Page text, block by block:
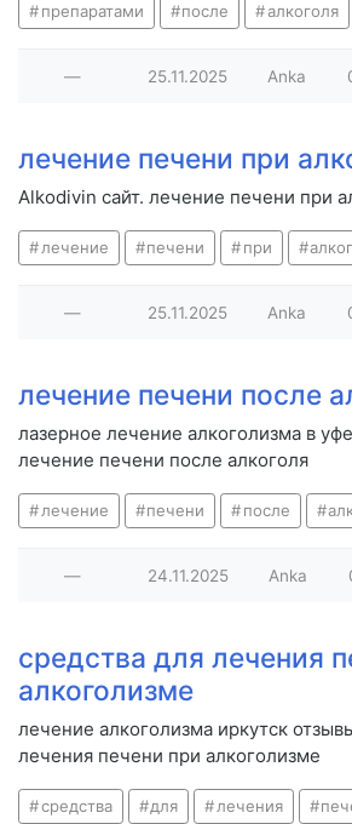
препаратами после алкоголя
— 25.11.2025 Anka
лечение печени при
Alkodivin сайт. лечение печени при
лечение печени при
— 25.11.2025 Anka
лечение печени после
лазерное лечение алкоголизма в
лечение печени после алкоголя
лечение печени после
— 24.11.2025 Anka
средства для лечения
алкоголизме
лечение алкоголизма иркутск
лечения печени при алкоголизме
средства для лечения